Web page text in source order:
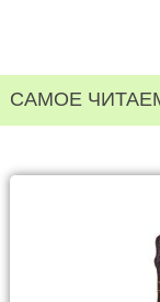
САМОЕ